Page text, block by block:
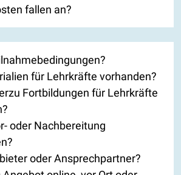
fallen an?
für Lehrkräfte vorhanden?
Fortbildungen für Lehrkräfte
oder Nachbereitung
oder Ansprechpartner?